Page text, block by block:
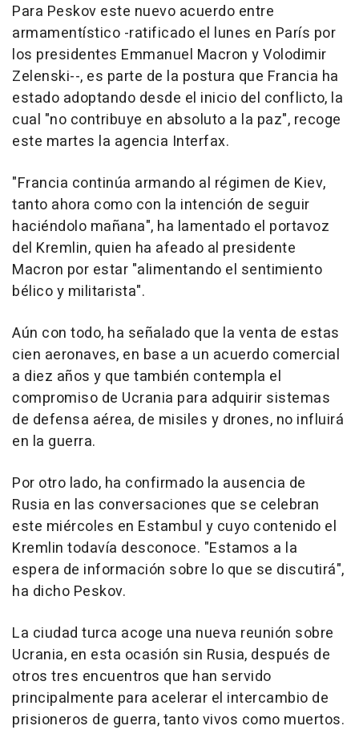
Para Peskov este nuevo acuerdo entre
armamentístico -ratificado el lunes en París por
los presidentes Emmanuel Macron y Volodimir
Zelenski--, es parte de la postura que Francia ha
estado adoptando desde el inicio del conflicto, la
cual "no contribuye en absoluto a la paz", recoge
este martes la agencia Interfax.
"Francia continúa armando al régimen de Kiev,
tanto ahora como con la intención de seguir
haciéndolo mañana", ha lamentado el portavoz
del Kremlin, quien ha afeado al presidente
Macron por estar "alimentando el sentimiento
bélico y militarista".
Aún con todo, ha señalado que la venta de estas
cien aeronaves, en base a un acuerdo comercial
a diez años y que también contempla el
compromiso de Ucrania para adquirir sistemas
de defensa aérea, de misiles y drones, no influirá
en la guerra.
Por otro lado, ha confirmado la ausencia de
Rusia en las conversaciones que se celebran
este miércoles en Estambul y cuyo contenido el
Kremlin todavía desconoce. "Estamos a la
espera de información sobre lo que se discutirá",
ha dicho Peskov.
La ciudad turca acoge una nueva reunión sobre
Ucrania, en esta ocasión sin Rusia, después de
otros tres encuentros que han servido
principalmente para acelerar el intercambio de
prisioneros de guerra, tanto vivos como muertos.